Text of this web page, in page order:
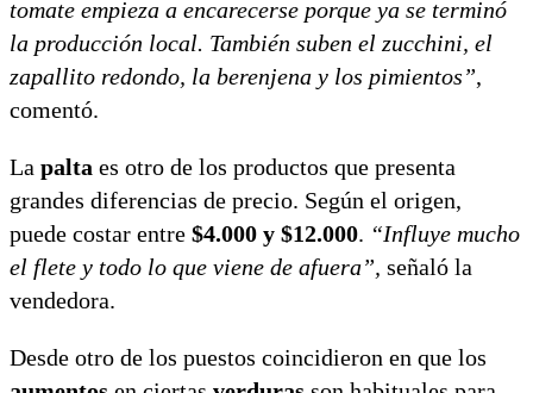
tomate empieza a encarecerse porque ya se terminó
la producción local. También suben el zucchini, el
zapallito redondo, la berenjena y los pimientos”,
comentó.
La palta es otro de los productos que presenta
grandes diferencias de precio. Según el origen,
puede costar entre $4.000 y $12.000. “Influye mucho
el flete y todo lo que viene de afuera”, señaló la
vendedora.
Desde otro de los puestos coincidieron en que los